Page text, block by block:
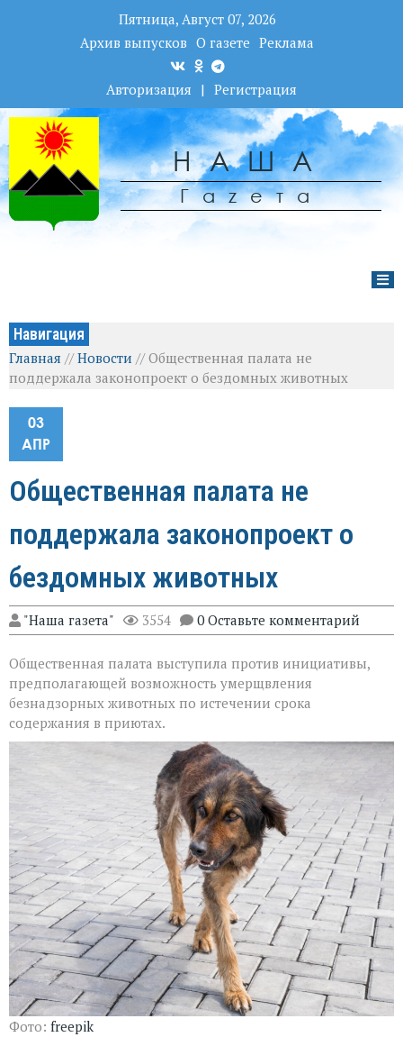
Пятница, Август 07, 2026
Архив выпусков О газете Реклама
Авторизация | Регистрация
НАША
Гаzета
Навигация
Главная //Новости //Общественная палата не
поддержала законопроект о бездомных животных
03
АПР
Общественная палата не
поддержала законопроект о
бездомных животных
"Наша газета" 3554 0 Оставьте комментарий
Общественная палата выступила против инициативы,
предполагающей возможность умерщвления
безнадзорных животных по истечении срока
содержания в приютах.
Фото: freepik